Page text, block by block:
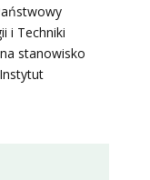
i Techniki
stanowisko